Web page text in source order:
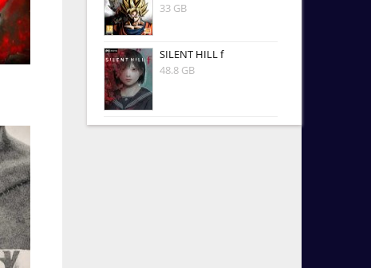
33 GB
SILENT HILL f
48.8 GB